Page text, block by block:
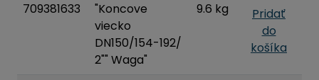
709381633
"Koncove
viecko
DN150/154-192/
2"" Waga"
9.6 kg
Pridať
do
košíka